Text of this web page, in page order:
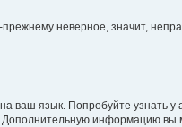
неверное, значит,
ваш язык. Попробуйте узнать
информацию